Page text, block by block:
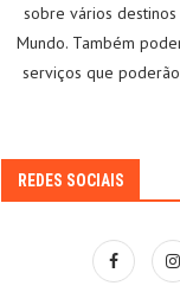
sobre vários
Mundo. Também
serviços que
REDES SOCIAIS